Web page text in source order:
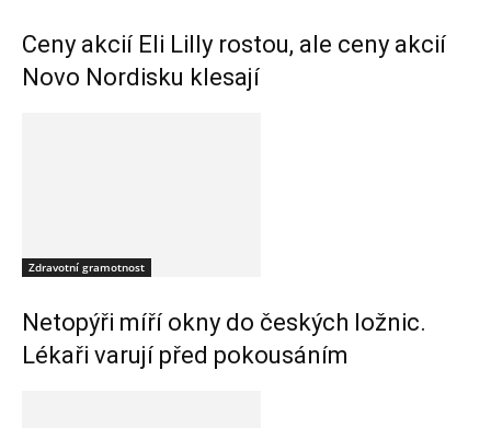
Ceny akcií Eli Lilly rostou, ale ceny akcií
Novo Nordisku klesají
Zdravotní gramotnost
Netopýři míří okny do českých ložnic.
Lékaři varují před pokousáním